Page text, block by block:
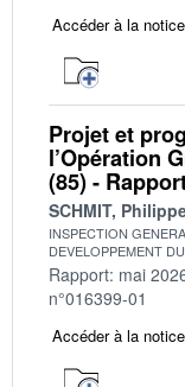
Accéder à la notice
Projet et
l’Opération
(85) -
SCHMIT,
INSPECTION
DEVELOPPEMENT
Rapport: mai
n°016399-01
Accéder à la notice